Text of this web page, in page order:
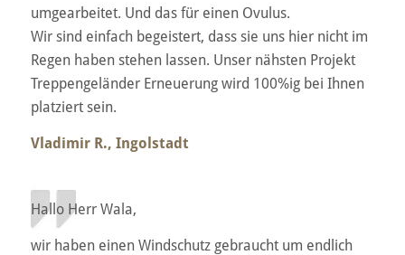
umgearbeitet. Und das für einen Ovulus.
Wir sind einfach begeistert, dass sie uns hier nicht im
Regen haben stehen lassen. Unser nähsten Projekt
Treppengeländer Erneuerung wird 100%ig bei Ihnen
platziert sein.
Vladimir R., Ingolstadt
Hallo Herr Wala,
wir haben einen Windschutz gebraucht um endlich